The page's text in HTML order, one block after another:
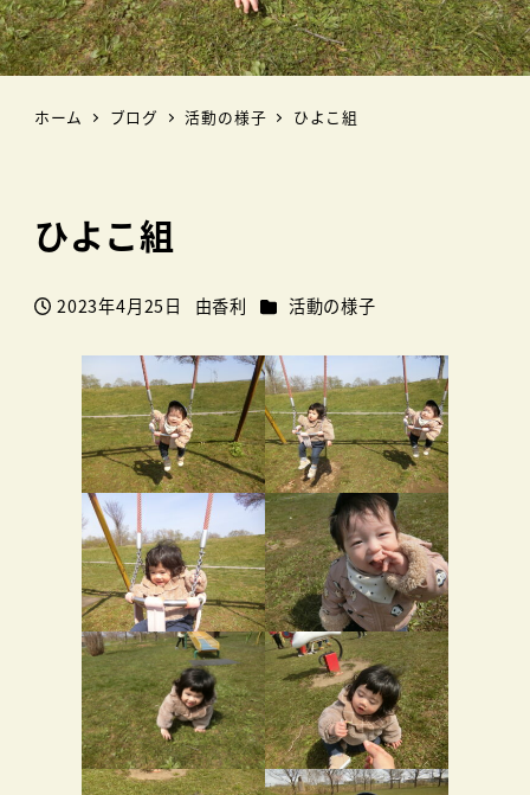
ホーム ブログ 活動の様子 ひよこ組
ひよこ組
投稿日
2023年4月25日
著
由香利 カテゴリー
活動の様子